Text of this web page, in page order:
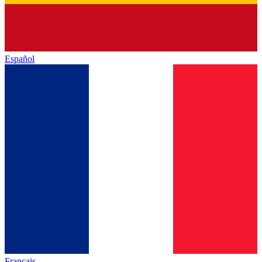
Español